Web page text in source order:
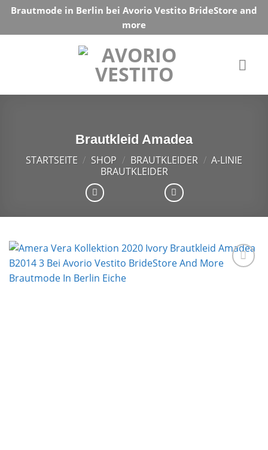
Skip
content
Brautmode in Berlin bei Avorio Vestito BrideStore and
more
Brautkleid Amadea
STARTSEITE / SHOP / BRAUTKLEIDER / A-LINIE
BRAUTKLEIDER